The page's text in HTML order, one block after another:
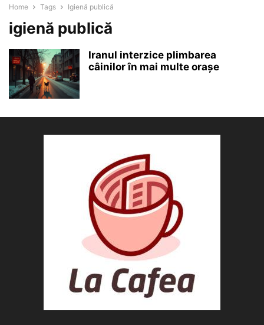
Home Tags Igienă publică
igienă publică
Iranul interzice plimbarea
câinilor în mai multe orașe